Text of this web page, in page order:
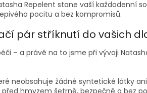
Repelent stane vaší každodenní
pocitu a bez kompromisů.
pár stříknutí do vašich
– a právě na to jsme při vývoji
neobsahuje žádné syntetické látky